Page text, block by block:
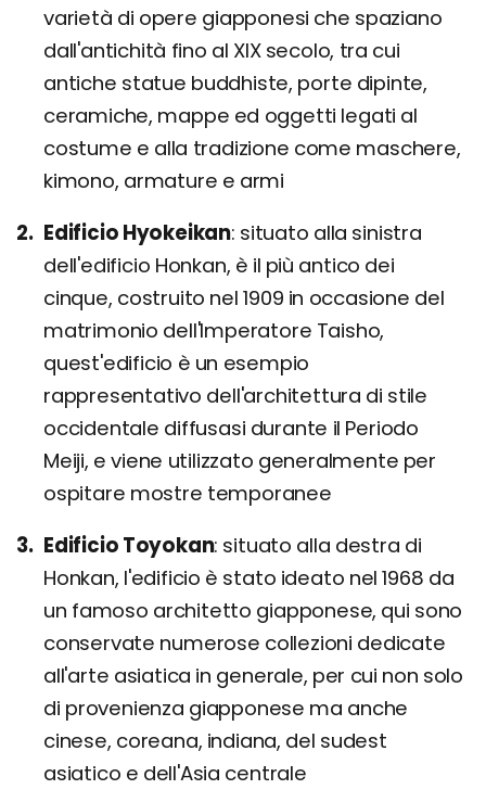
varietà di opere giapponesi che spaziano
dall'antichità fino al XIX secolo, tra cui
antiche statue buddhiste, porte dipinte,
ceramiche, mappe ed oggetti legati al
costume e alla tradizione come maschere,
kimono, armature e armi
Edificio Hyokeikan situato alla sinistra
dell'edificio Honkan, è il più antico dei
cinque, costruito nel 1909 in occasione del
matrimonio dell'Imperatore Taisho,
quest'edificio è un esempio
rappresentativo dell'architettura di stile
occidentale diffusasi durante il Periodo
Meiji, e viene utilizzato generalmente per
ospitare mostre temporanee
Edificio Toyokan situato alla destra di
Honkan, l'edificio è stato ideato nel 1968 da
un famoso architetto giapponese, qui sono
conservate numerose collezioni dedicate
all'arte asiatica in generale, per cui non solo
di provenienza giapponese ma anche
cinese, coreana, indiana, del sudest
asiatico e dell'Asia centrale